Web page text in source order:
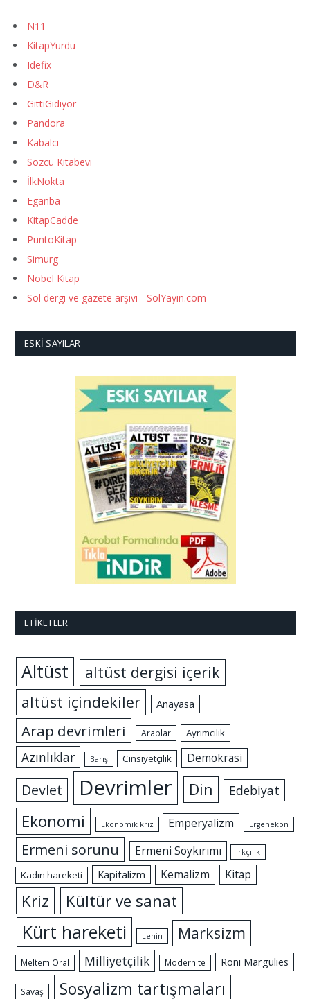
N11
KitapYurdu
Idefix
D&R
GittiGidiyor
Pandora
Kabalcı
Sözcü Kitabevi
İlkNokta
Eganba
KitapCadde
PuntoKitap
Simurg
Nobel Kitap
Sol dergi ve gazete arşivi - SolYayin.com
ESKI SAYILAR
ETIKETLER
Altüst
altüst dergisi içerik
altüst içindekiler
Anayasa
Arap devrimleri Araplar Ayrımcılık
Azınlıklar Barış Cinsiyetçilik Demokrasi
Devlet Devrimler Din Edebiyat
Ekonomi Ekonomik kriz Emperyalizm Ergenekon
Ermeni sorunu Ermeni Soykırımı Irkçılık
Kadın hareketi Kapitalizm Kemalizm Kitap
Kriz Kültür ve sanat
Kürt hareketi Lenin Marksizm
Meltem Oral Milliyetçilik Modernite Roni Margulies
Savaş Sosyalizm tartışmaları